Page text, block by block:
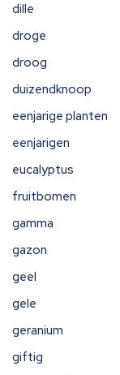
dille
droge
droog
duizendknoop
eenjarige planten
eenjarigen
eucalyptus
fruitbomen
gamma
gazon
geel
gele
geranium
giftig